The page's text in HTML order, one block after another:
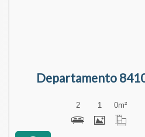
Departamento
2 1 0m²